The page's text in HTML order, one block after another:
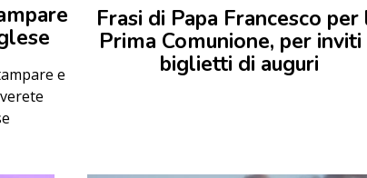
e
Frasi di Papa Francesco per
Prima Comunione, per inviti
biglietti di auguri